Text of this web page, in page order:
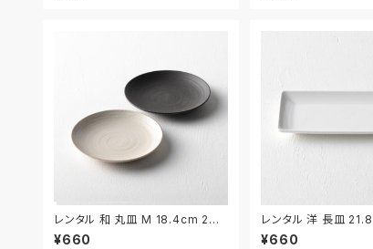
レンタル 和 丸皿 M 18.4cm 2枚
セット｜WMM005
¥660
レンタル 洋 長皿
009
¥660